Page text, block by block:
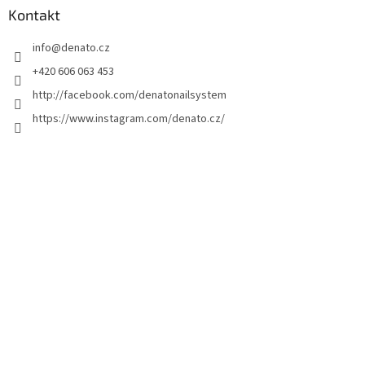
Kontakt
info@denato.cz
+420 606 063 453
http://facebook.com/denatonailsystem
https://www.instagram.com/denato.cz/